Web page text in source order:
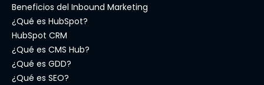
Beneficios del Inbound Marketing
¿Qué es HubSpot?
HubSpot CRM
¿Qué es CMS Hub?
¿Qué es GDD?
¿Qué es SEO?